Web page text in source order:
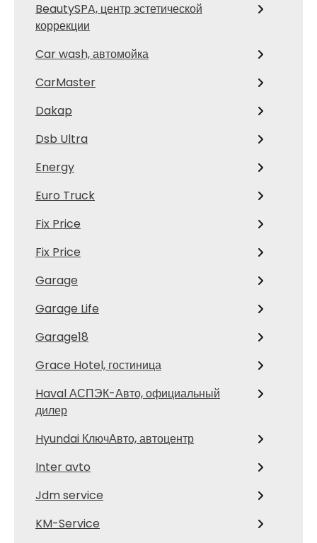
BeautySPA, центр эстетической
коррекции
Car wash, автомойка
CarMaster
Dakap
Dsb Ultra
Energy
Euro Truck
Fix Price
Fix Price
Garage
Garage Life
Garage18
Grace Hotel, гостиница
Haval АСПЭК-Авто, официальный
дилер
Hyundai КлючАвто, автоцентр
Inter avto
Jdm service
KM-Service